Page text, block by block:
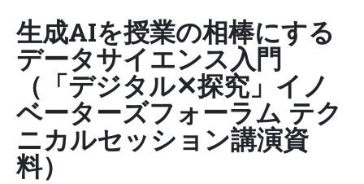
生成AIを授業の相棒にする
データサイエンス入門
（「デジタル✕探究」イノ
ベーターズフォーラム テク
ニカルセッション講演資
料）